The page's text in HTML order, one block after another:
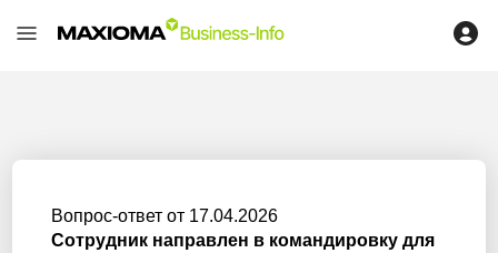
Вопрос-ответ от 17.04.2026
Сотрудник направлен в командировку для